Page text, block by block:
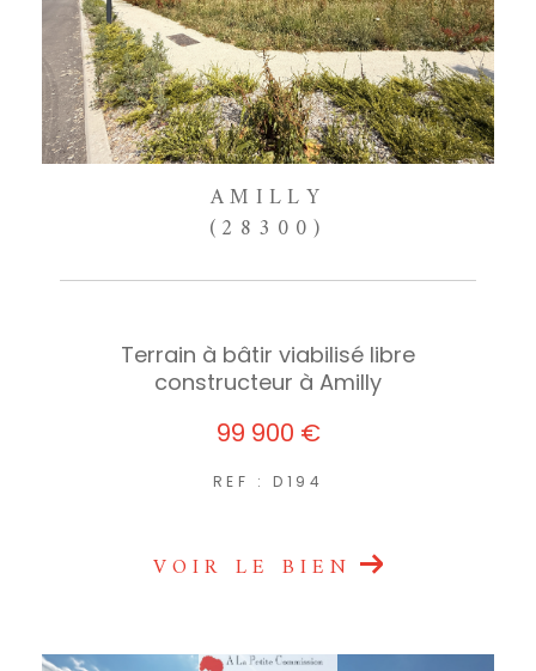
AMILLY
(28300)
Terrain à bâtir viabilisé libre
constructeur à Amilly
99 900 €
REF : D194
VOIR LE BIEN